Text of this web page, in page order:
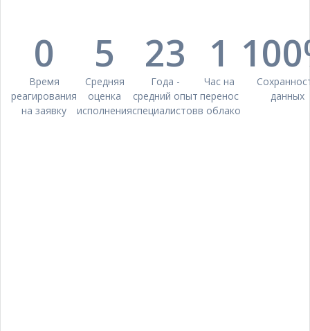
0
Время
реагирования
на заявку
5
Средняя
оценка
исполнения
23
Года -
средний опыт
специалистов
1
Час на
перенос
в облако
данных